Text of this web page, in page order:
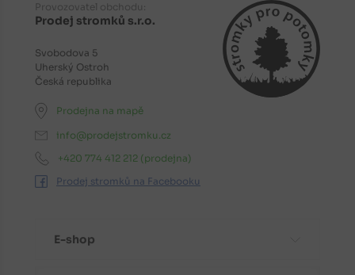
Provozovatel obchodu:
Prodej stromků s.r.o.
Svobodova 5
Uherský Ostroh
Česká republika
Prodejna na mapě
info@prodejstromku.cz
+420 774 412 212 (prodejna)
Prodej stromků na Facebooku
E-shop